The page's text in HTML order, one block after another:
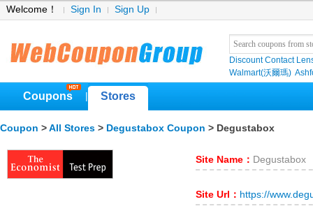
Welcome！ Sign In Sign Up
Discount Contact
Walmart(沃爾瑪)
Coupons Stores
Coupon > All Stores > Degustabox Coupon > Degustabox
Site Name： Degustabox
Site Url： https://